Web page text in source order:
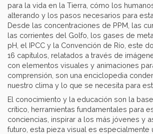
para la vida en la Tierra, cómo los
alterando y los pasos necesarios para
Desde las concentraciones de PPM, las
las corrientes del Golfo, los gases de
pH, el IPCC y la Convención de Río, este
16 capítulos, relatados a través de
con elementos visuales y animaciones
comprensión, son una enciclopedia
nuestro clima y lo que se necesita para
El conocimiento y la educación son la
crítico, herramientas fundamentales para
conciencias, inspirar a los más jóvenes y
futuro, esta pieza visual es especialmente